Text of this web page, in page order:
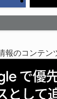
報のコンテン